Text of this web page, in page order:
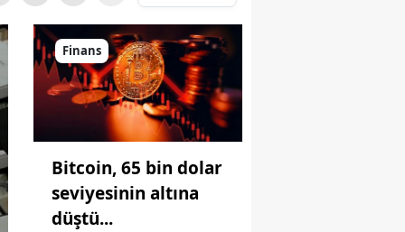
Finans
Bitcoin, 65 bin dolar
seviyesinin altına
düştü...